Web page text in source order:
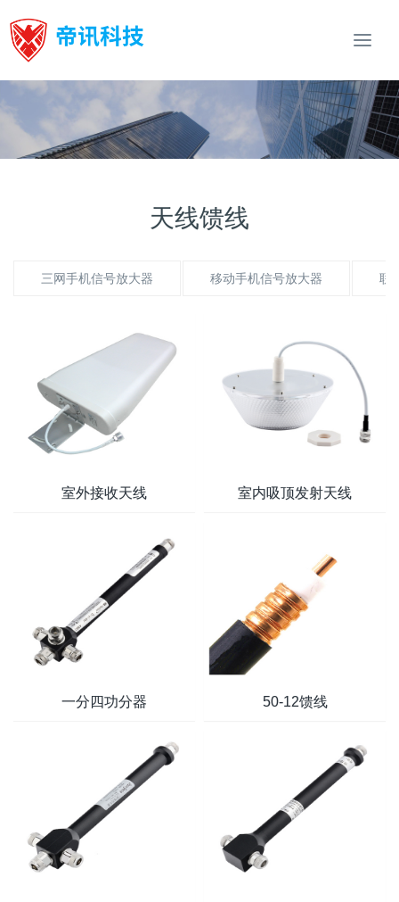
天线馈线
三网手机信号放大器 移动手机信号放大器 联
室外接收天线 室内吸顶发射天线
一分四功分器 50-12馈线